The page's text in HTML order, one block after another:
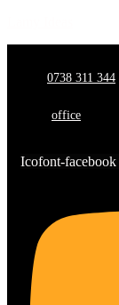
0738 311 344
office
Icofont-facebook